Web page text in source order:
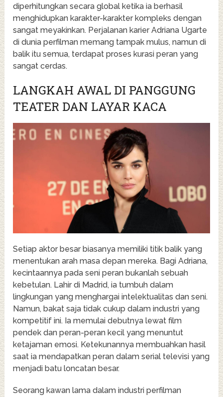
diperhitungkan secara global ketika ia berhasil
menghidupkan karakter-karakter kompleks dengan
sangat meyakinkan. Perjalanan karier Adriana Ugarte
di dunia perfilman memang tampak mulus, namun di
balik itu semua, terdapat proses kurasi peran yang
sangat cerdas.
LANGKAH AWAL DI PANGGUNG
TEATER DAN LAYAR KACA
Setiap aktor besar biasanya memiliki titik balik yang
menentukan arah masa depan mereka. Bagi Adriana,
kecintaannya pada seni peran bukanlah sebuah
kebetulan. Lahir di Madrid, ia tumbuh dalam
lingkungan yang menghargai intelektualitas dan seni.
Namun, bakat saja tidak cukup dalam industri yang
kompetitif ini. Ia memulai debutnya lewat film
pendek dan peran-peran kecil yang menuntut
ketajaman emosi. Ketekunannya membuahkan hasil
saat ia mendapatkan peran dalam serial televisi yang
menjadi batu loncatan besar.
Seorang kawan lama dalam industri perfilman